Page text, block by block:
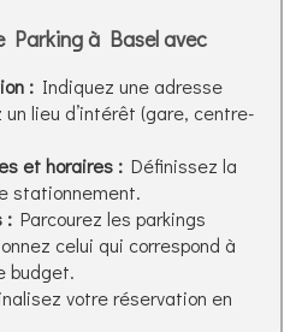
Parking à Basel avec
: Indiquez une adresse
lieu d’intérêt (gare, centre-
et horaires : Définissez la
stationnement.
: Parcourez les parkings
celui qui correspond à
budget.
votre réservation en